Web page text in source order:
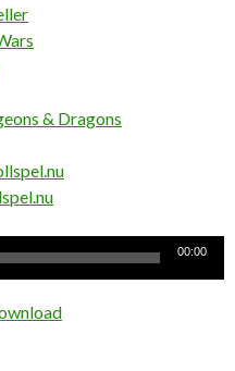
& Dragons
00:00